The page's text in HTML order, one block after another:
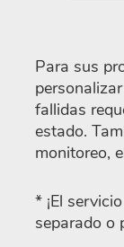
Para sus
fallidas
estado.
monitoreo,
* ¡El
separado o